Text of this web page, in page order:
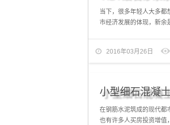
当下，很多年轻人大多都
市经济发展的体现，新余
2016年03月26日
小型细石混凝
在钢筋水泥筑成的现代都
也有许多人买房投资增值